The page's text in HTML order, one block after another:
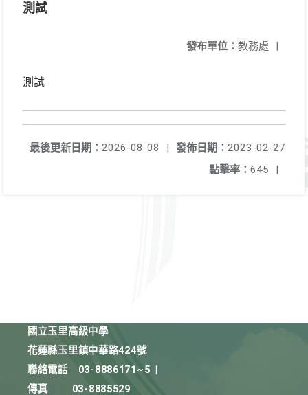
測試
發布單位： 教務處 |
測試
發佈日期： 2023-02-27
最後更新日期： 2026-08-08
|
點擊率： 645 |
國立玉里高級中學
花蓮縣玉里鎮中華路424號
聯絡電話
03-8886171~5
傳真
03-8885529